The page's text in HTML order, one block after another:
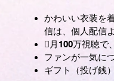
かわいい衣装を
信は、個人配信
月100万視聴で
ファンが一気に
ギフト（投げ銭